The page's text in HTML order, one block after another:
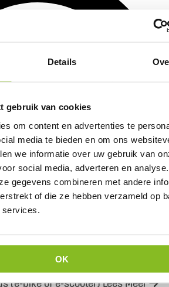
Details
gebruik van cookies
om content en advertenties te
media te bieden en om ons
we informatie over uw gebruik van
social media, adverteren en
gegevens combineren met andere
of die ze hebben verzameld op
OK
(e-bike of e-scooter)Lees Meer